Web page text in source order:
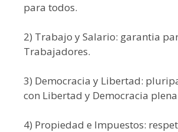
para todos.
2) Trabajo y Salario: garantia
Trabajadores.
3) Democracia y Libertad:
con Libertad y Democracia
4) Propiedad e Impuestos: